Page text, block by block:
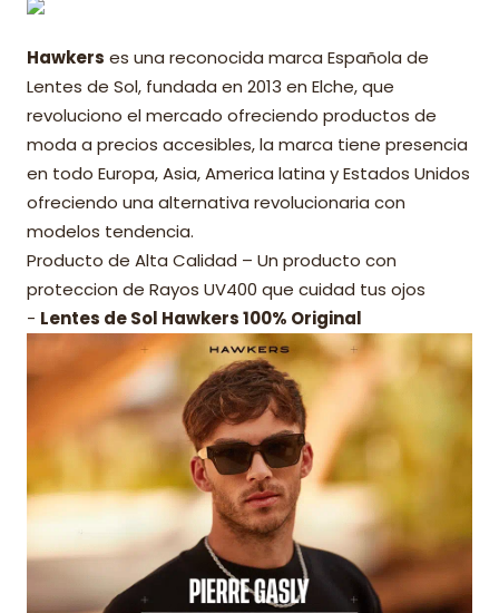
Hawkers es una reconocida marca Española de
Lentes de Sol, fundada en 2013 en Elche, que
revoluciono el mercado ofreciendo productos de
moda a precios accesibles, la marca tiene presencia
en todo Europa, Asia, America latina y Estados Unidos
ofreciendo una alternativa revolucionaria con
modelos tendencia.
Producto de Alta Calidad – Un producto con
proteccion de Rayos UV400 que cuidad tus ojos
- Lentes de Sol Hawkers 100% Original